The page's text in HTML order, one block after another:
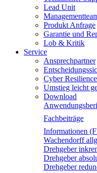
Lead Unit
Produkt Anfrage
Garantie und
Lob & Kritik
Service
Ansprechpartner
Cyber
Umstieg leicht
Download
Fachbeiträge
Informationen
Wachendorff
Drehgeber
Drehgeber
Drehgeber